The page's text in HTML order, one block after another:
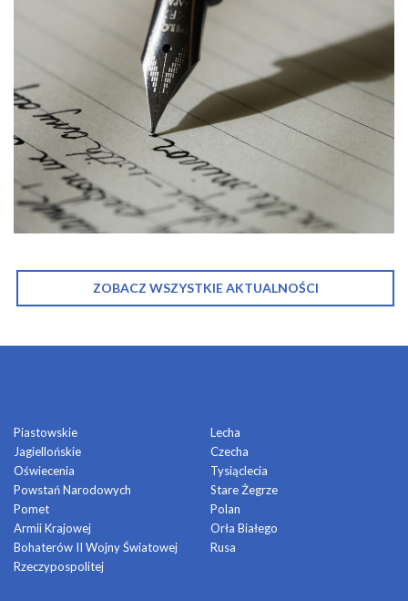
ZOBACZ WSZYSTKIE AKTUALNOŚCI
Piastowskie
Jagiellońskie
Oświecenia
Powstań Narodowych
Pomet
Armii Krajowej
Bohaterów II Wojny Światowej
Rzeczypospolitej
Lecha
Czecha
Tysiąclecia
Stare Żegrze
Polan
Orła Białego
Rusa